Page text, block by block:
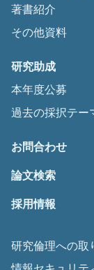
著書紹介
その他資料
研究助成
本年度公募
過去の採択テー
お問合わせ
論文検索
採用情報
研究倫理への取